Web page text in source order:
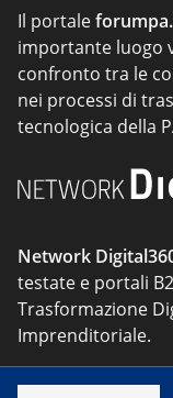
Il portale
importante luogo
confronto tra le
nei processi di
tecnologica della
Network
testate e portali
Trasformazione
Imprenditoriale.